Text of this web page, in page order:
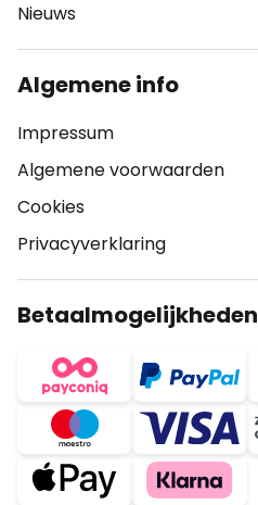
Nieuws
Algemene info
Impressum
Algemene voorwaarden
Cookies
Privacyverklaring
Betaalmogelijkheden